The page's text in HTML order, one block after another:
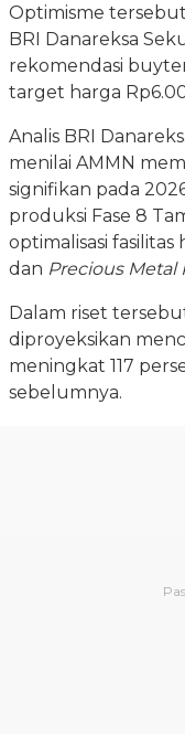
Optimisme
BRI Danareksa
rekomendasi
target harga
Analis BRI
menilai AMMN
signifikan pada
produksi Fase 8
optimalisasi
dan Precious Metal
Dalam riset
diproyeksikan
meningkat 117
sebelumnya.